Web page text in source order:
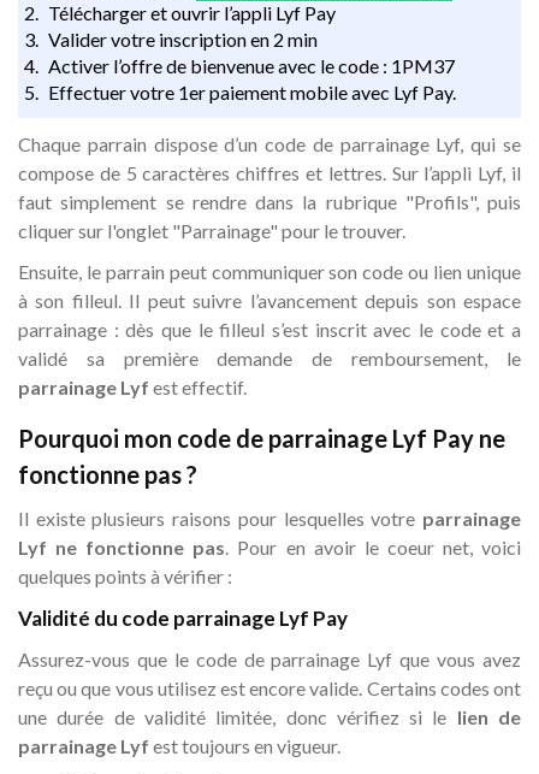
Télécharger et ouvrir l’appli Lyf Pay
Valider votre inscription en 2 min
Activer l’offre de bienvenue avec le code : 1PM37
Effectuer votre 1er paiement mobile avec Lyf Pay.
Chaque parrain dispose d’un code de parrainage Lyf, qui se
compose de 5 caractères chiffres et lettres. Sur l’appli Lyf, il
faut simplement se rendre dans la rubrique "Profils", puis
cliquer sur l'onglet "Parrainage" pour le trouver.
Ensuite, le parrain peut communiquer son code ou lien unique
à son filleul. Il peut suivre l’avancement depuis son espace
parrainage : dès que le filleul s’est inscrit avec le code et a
validé sa première demande de remboursement, le
parrainage Lyf est effectif.
Pourquoi mon code de parrainage Lyf Pay ne
fonctionne pas ?
Il existe plusieurs raisons pour lesquelles votre parrainage
Lyf ne fonctionne pas. Pour en avoir le coeur net, voici
quelques points à vérifier :
Validité du code parrainage Lyf Pay
Assurez-vous que le code de parrainage Lyf que vous avez
reçu ou que vous utilisez est encore valide. Certains codes ont
une durée de validité limitée, donc vérifiez si le lien de
parrainage Lyf est toujours en vigueur.